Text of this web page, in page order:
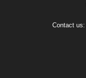
Contact us: